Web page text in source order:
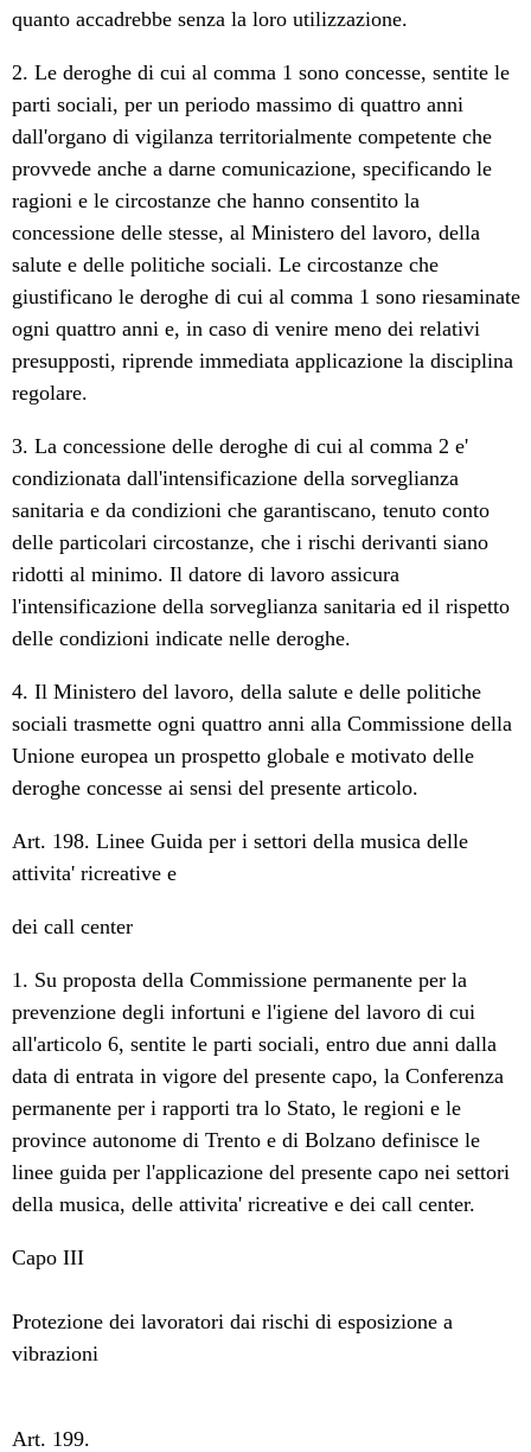
quanto accadrebbe senza la loro utilizzazione.
2. Le deroghe di cui al comma 1 sono concesse, sentite le
parti sociali, per un periodo massimo di quattro anni
dall'organo di vigilanza territorialmente competente che
provvede anche a darne comunicazione, specificando le
ragioni e le circostanze che hanno consentito la
concessione delle stesse, al Ministero del lavoro, della
salute e delle politiche sociali. Le circostanze che
giustificano le deroghe di cui al comma 1 sono riesaminate
ogni quattro anni e, in caso di venire meno dei relativi
presupposti, riprende immediata applicazione la disciplina
regolare.
3. La concessione delle deroghe di cui al comma 2 e'
condizionata dall'intensificazione della sorveglianza
sanitaria e da condizioni che garantiscano, tenuto conto
delle particolari circostanze, che i rischi derivanti siano
ridotti al minimo. Il datore di lavoro assicura
l'intensificazione della sorveglianza sanitaria ed il rispetto
delle condizioni indicate nelle deroghe.
4. Il Ministero del lavoro, della salute e delle politiche
sociali trasmette ogni quattro anni alla Commissione della
Unione europea un prospetto globale e motivato delle
deroghe concesse ai sensi del presente articolo.
Art. 198. Linee Guida per i settori della musica delle
attivita' ricreative e
dei call center
1. Su proposta della Commissione permanente per la
prevenzione degli infortuni e l'igiene del lavoro di cui
all'articolo 6, sentite le parti sociali, entro due anni dalla
data di entrata in vigore del presente capo, la Conferenza
permanente per i rapporti tra lo Stato, le regioni e le
province autonome di Trento e di Bolzano definisce le
linee guida per l'applicazione del presente capo nei settori
della musica, delle attivita' ricreative e dei call center.
Capo III
Protezione dei lavoratori dai rischi di esposizione a
vibrazioni
Art. 199.